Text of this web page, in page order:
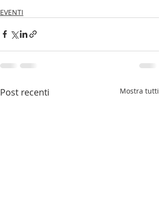
EVENTI
Post recenti Mostra tutti